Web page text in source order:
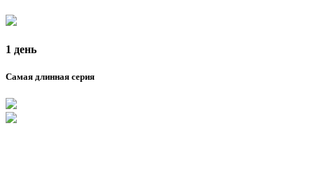
1 день
Самая длинная серия